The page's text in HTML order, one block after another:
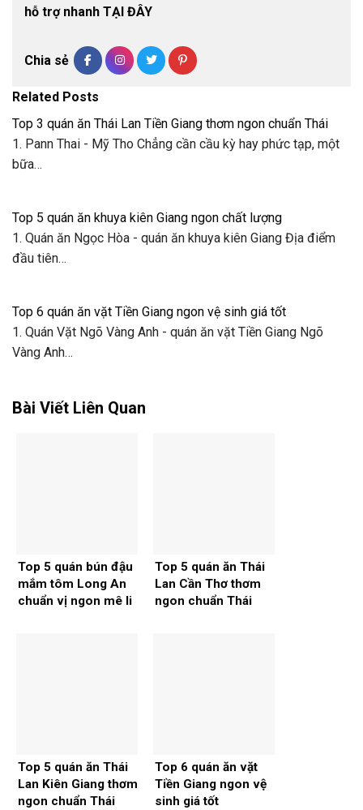
hỗ trợ nhanh TẠI ĐÂY
Chia sẻ
Related Posts
Top 3 quán ăn Thái Lan Tiền Giang thơm ngon chuẩn Thái
1. Pann Thai - Mỹ Tho Chẳng cần cầu kỳ hay phức tạp, một
bữa…
Top 5 quán ăn khuya kiên Giang ngon chất lượng
1. Quán ăn Ngọc Hòa - quán ăn khuya kiên Giang Địa điểm
đầu tiên…
Top 6 quán ăn vặt Tiền Giang ngon vệ sinh giá tốt
1. Quán Vặt Ngõ Vàng Anh - quán ăn vặt Tiền Giang Ngõ
Vàng Anh…
Bài Viết Liên Quan
Top 5 quán bún đậu
mắm tôm Long An
chuẩn vị ngon mê li
Top 5 quán ăn Thái
Lan Cần Thơ thơm
ngon chuẩn Thái
Top 5 quán ăn Thái
Lan Kiên Giang thơm
ngon chuẩn Thái
Top 6 quán ăn vặt
Tiền Giang ngon vệ
sinh giá tốt